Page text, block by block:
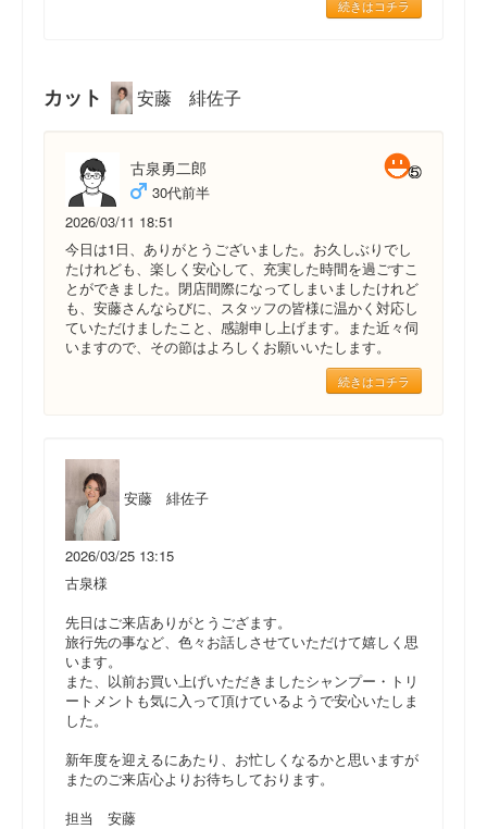
続きはコチラ
カット 安藤 緋佐子
古泉勇二郎
30代前半
2026/03/11 18:51
今日は1日、ありがとうございました。お久しぶりでし
たけれども、楽しく安心して、充実した時間を過ごすこ
とができました。閉店間際になってしまいましたけれど
も、安藤さんならびに、スタッフの皆様に温かく対応し
ていただけましたこと、感謝申し上げます。また近々伺
いますので、その節はよろしくお願いいたします。
続きはコチラ
安藤 緋佐子
2026/03/25 13:15
古泉様
先日はご来店ありがとうござます。
旅行先の事など、色々お話しさせていただけて嬉しく思
います。
また、以前お買い上げいただきましたシャンプー・トリ
ートメントも気に入って頂けているようで安心いたしま
した。
新年度を迎えるにあたり、お忙しくなるかと思いますが
またのご来店心よりお待ちしております。
担当 安藤